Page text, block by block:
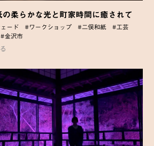
の柔らかな光と町家時間に癒されて
ード #ワークショップ #二俣和紙
#工芸
#金沢市